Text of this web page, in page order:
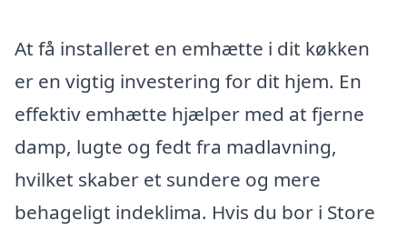
At få installeret en emhætte i dit køkken
er en vigtig investering for dit hjem. En
effektiv emhætte hjælper med at fjerne
damp, lugte og fedt fra madlavning,
hvilket skaber et sundere og mere
behageligt indeklima. Hvis du bor i Store